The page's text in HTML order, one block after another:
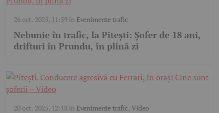
26 oct. 2025, 11:59în Evenimente trafic
Nebunie în trafic, la Pitești: Șofer de 18 ani,
drifturi în Prundu, în plină zi
20 oct. 2025, 12:18în Evenimente trafic, Video